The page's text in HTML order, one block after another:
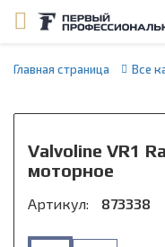
Главная страница Все
Valvoline VR1
моторное
Артикул: 873338